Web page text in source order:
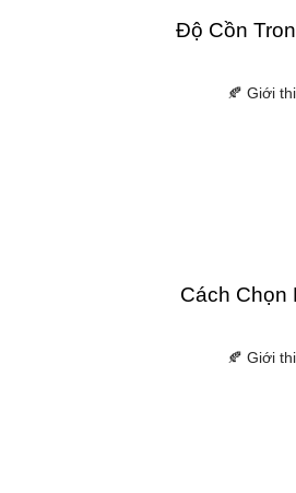
Độ Cồn
🍂 Giới
Cách Chọn
🍂 Giới